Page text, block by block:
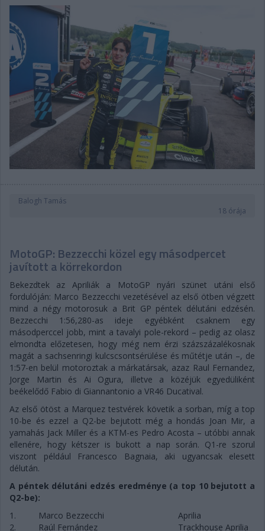
Balogh Tamás
18 órája
MotoGP: Bezzecchi közel egy másodpercet
javított a körrekordon
Bekezdtek az Apriliák a MotoGP nyári szünet utáni első
fordulóján: Marco Bezzecchi vezetésével az első ötben végzett
mind a négy motorosuk a Brit GP péntek délutáni edzésén.
Bezzecchi 1:56,280-as ideje egyébként csaknem egy
másodperccel jobb, mint a tavalyi pole-rekord – pedig az olasz
elmondta előzetesen, hogy még nem érzi százszázalékosnak
magát a sachsenringi kulcscsontsérülése és műtétje után –, de
1:57-en belül motoroztak a márkatársak, azaz Raul Fernandez,
Jorge Martin és Ai Ogura, illetve a közéjük egyedüliként
beékelődő Fabio di Giannantonio a VR46 Ducatival.
Az első ötöst a Marquez testvérek követik a sorban, míg a top
10-be és ezzel a Q2-be bejutott még a hondás Joan Mir, a
yamahás Jack Miller és a KTM-es Pedro Acosta – utóbbi annak
ellenére, hogy kétszer is bukott a nap során. Q1-re szorul
viszont például Francesco Bagnaia, aki ugyancsak elesett
délután.
A péntek délutáni edzés eredménye (a top 10 bejutott a
Q2-be):
1.
Marco Bezzecchi
Aprilia
2.
Raúl Fernández Trackhouse Aprilia